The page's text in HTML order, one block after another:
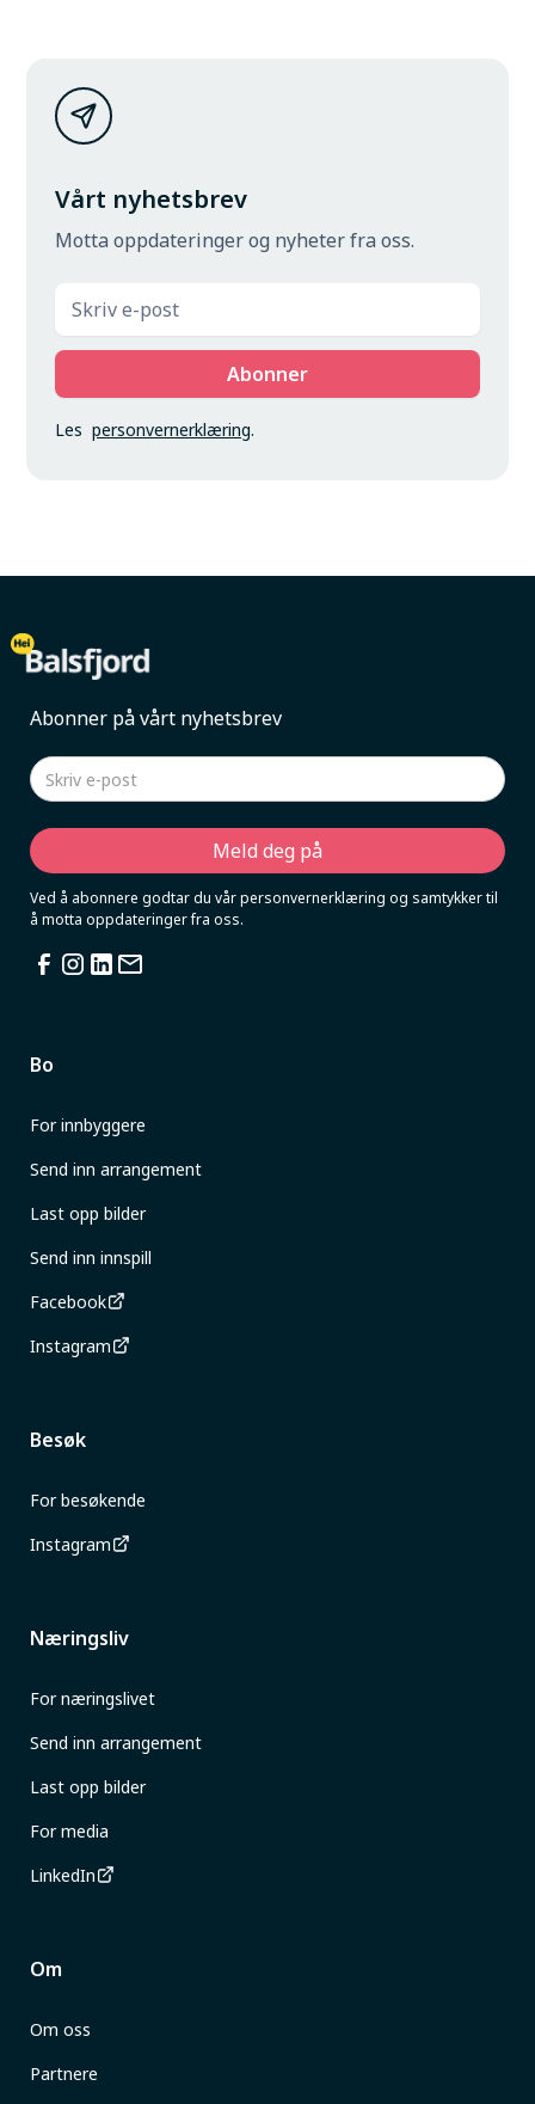
Vårt nyhetsbrev
Motta oppdateringer og nyheter fra oss.
Lespersonvernerklæring.
Abonner på vårt nyhetsbrev
Ved å abonnere godtar du vår personvernerklæring og samtykker til
å motta oppdateringer fra oss.
Bo
For innbyggere
Send inn arrangement
Last opp bilder
Send inn innspill
Facebook
Instagram
Besøk
For besøkende
Instagram
Næringsliv
For næringslivet
Send inn arrangement
Last opp bilder
For media
LinkedIn
Om
Om oss
Partnere